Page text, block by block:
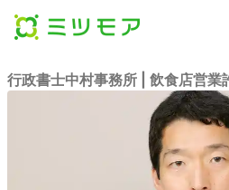
行政書士中村事務所 | 飲食店営業